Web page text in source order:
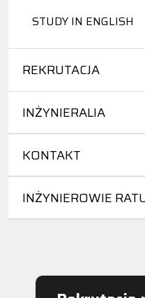
STUDY IN ENGLISH
REKRUTACJA
INŻYNIERALIA
KONTAKT
INŻYNIEROWIE